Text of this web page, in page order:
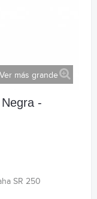
Ver más grande
-
SR 250